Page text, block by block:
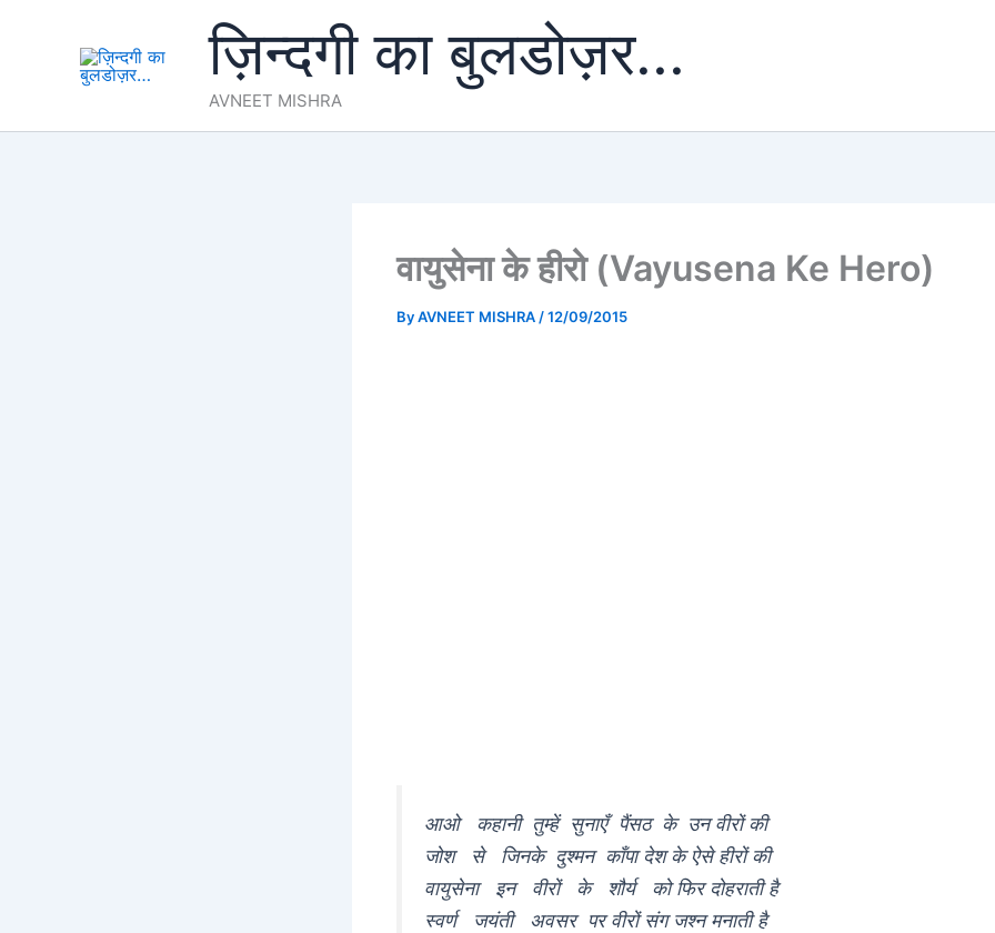
ज़िन्दगी का बुलडोज़र...
AVNEET MISHRA
वायुसेना के हीरो (Vayusena Ke Hero)
ByAVNEET MISHRA /12/09/2015
आओ कहानी तुम्हें सुनाएँ पैंसठ के उन वीरों की
जोश से जिनके दुश्मन काँपा देश के ऐसे हीरों की
वायुसेना इन वीरों के शौर्य को फिर दोहराती है
स्वर्ण जयंती अवसर पर वीरों संग जश्न मनाती है